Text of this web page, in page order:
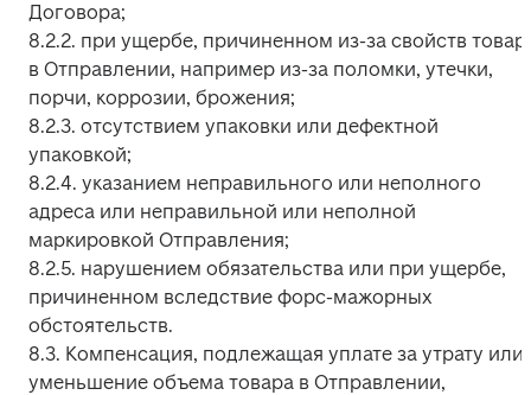
Договора;
8.2.2. при ущербе, причиненном из-за свойств
в Отправлении, например из-за поломки, утечки,
порчи, коррозии, брожения;
8.2.3. отсутствием упаковки или дефектной
упаковкой;
8.2.4. указанием неправильного или неполного
адреса или неправильной или неполной
маркировкой Отправления;
8.2.5. нарушением обязательства или при ущербе,
причиненном вследствие форс-мажорных
обстоятельств.
8.3. Компенсация, подлежащая уплате за утрату или
уменьшение объема товара в Отправлении,